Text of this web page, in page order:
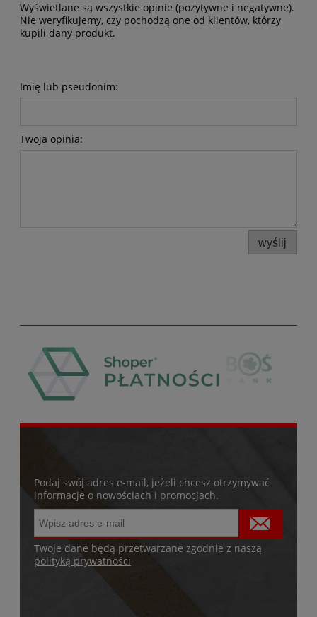
Wyświetlane są wszystkie opinie (pozytywne i negatywne).
Nie weryfikujemy, czy pochodzą one od klientów, którzy
kupili dany produkt.
Imię lub pseudonim:
Twoja opinia:
wyślij
Podaj swój adres e-mail, jeżeli chcesz otrzymywać
informacje o nowościach i promocjach.
Twoje dane będą przetwarzane zgodnie z naszą
polityką prywatności